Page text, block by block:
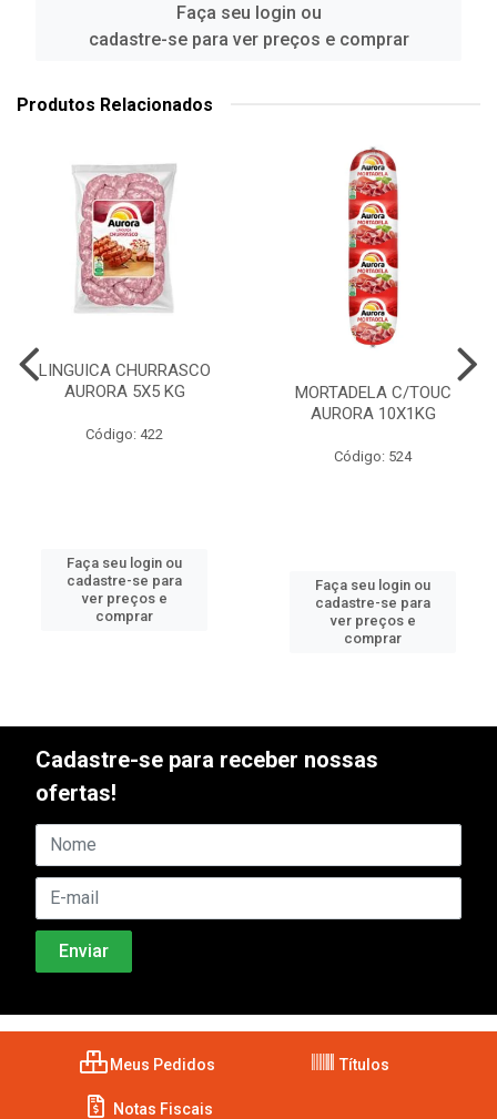
Faça seu login ou
cadastre-se para ver preços e comprar
Produtos Relacionados
LINGUICA CHURRASCO
AURORA 5X5 KG
Código: 422
Faça seu login ou
cadastre-se para
ver preços e
comprar
MORTADELA C/TOUC
AURORA 10X1KG
Código: 524
Faça seu login ou
cadastre-se para
ver preços e
comprar
Cadastre-se para receber nossas
ofertas!
Meus Pedidos Títulos
Notas Fiscais